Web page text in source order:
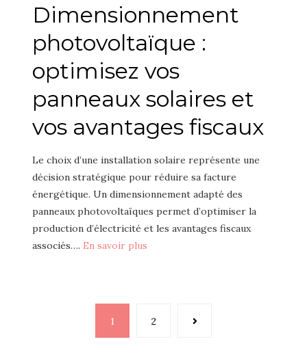
Dimensionnement
photovoltaïque :
optimisez vos
panneaux solaires et
vos avantages fiscaux
Le choix d’une installation solaire représente une
décision stratégique pour réduire sa facture
énergétique. Un dimensionnement adapté des
panneaux photovoltaïques permet d’optimiser la
production d’électricité et les avantages fiscaux
associés…. En savoir plus
Pagination1 2